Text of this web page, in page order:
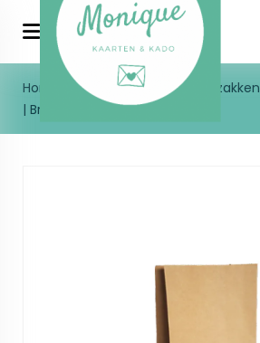
Home Inpakken> Blokbodemzakken
| Bruin kraft | 9 x 5 x 16 cm